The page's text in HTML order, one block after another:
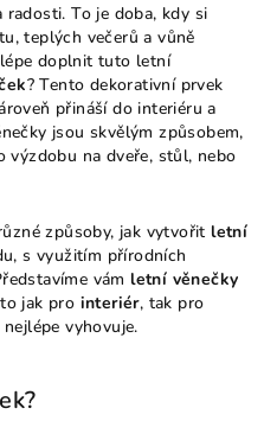
radosti. To je doba, kdy si
teplých večerů a vůně
doplnit tuto letní
? Tento dekorativní prvek
přináší do interiéru a
jsou skvělým způsobem,
výzdobu na dveře, stůl, nebo
způsoby, jak vytvořit letní
s využitím přírodních
vám letní věnečky
jak pro interiér, tak pro
vyhovuje.